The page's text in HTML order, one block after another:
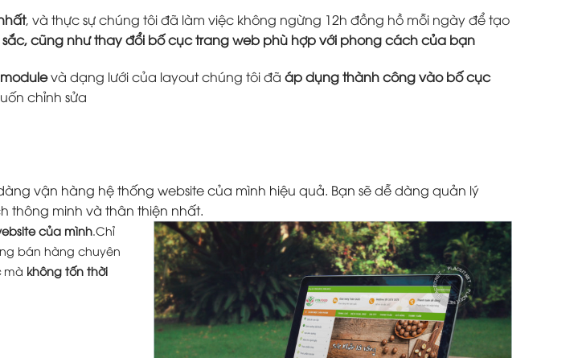
, và thực sự chúng tôi đã làm việc không ngừng 12h đồng hồ mỗi ngày để tạo
cũng như thay đổi bố cục trang web phù hợp với phong cách của bạn
và dạng lưới của layout chúng tôi đã áp dụng thành công vào bố cục
chỉnh sửa
vận hàng hệ thống website của mình hiệu quả. Bạn sẽ dễ dàng quản lý
thông minh và thân thiện nhất.
của mình.Chỉ
bán hàng chuyên
mà không tốn thời